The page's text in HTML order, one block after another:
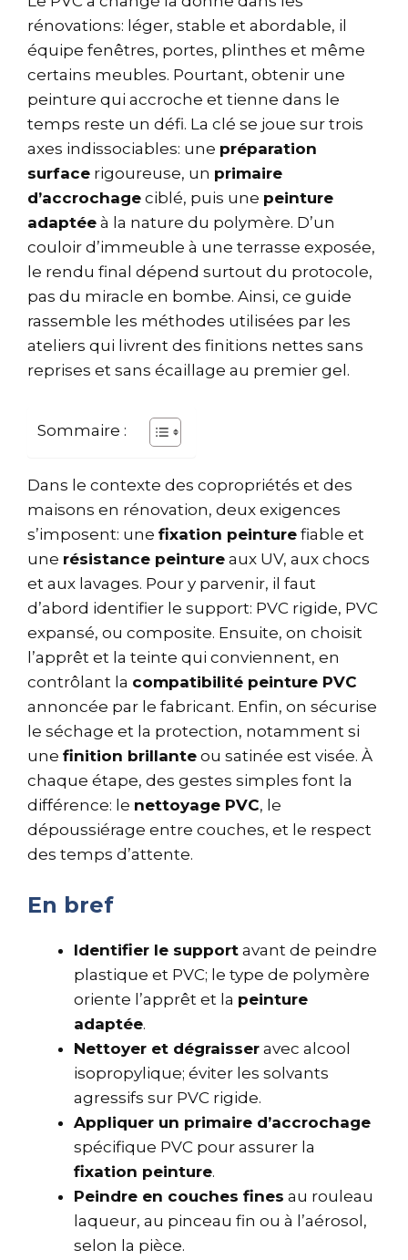
rénovations: léger, stable et abordable, il
équipe fenêtres, portes, plinthes et même
certains meubles. Pourtant, obtenir une
peinture qui accroche et tienne dans le
temps reste un défi. La clé se joue sur trois
axes indissociables: une préparation
surface rigoureuse, un primaire
d’accrochage ciblé, puis une peinture
adaptée à la nature du polymère. D’un
couloir d’immeuble à une terrasse exposée,
le rendu final dépend surtout du protocole,
pas du miracle en bombe. Ainsi, ce guide
rassemble les méthodes utilisées par les
ateliers qui livrent des finitions nettes sans
reprises et sans écaillage au premier gel.
Sommaire :
Dans le contexte des copropriétés et des
maisons en rénovation, deux exigences
s’imposent: une fixation peinture fiable et
une résistance peinture aux UV, aux chocs
et aux lavages. Pour y parvenir, il faut
d’abord identifier le support: PVC rigide, PVC
expansé, ou composite. Ensuite, on choisit
l’apprêt et la teinte qui conviennent, en
contrôlant la compatibilité peinture PVC
annoncée par le fabricant. Enfin, on sécurise
le séchage et la protection, notamment si
une finition brillante ou satinée est visée. À
chaque étape, des gestes simples font la
différence: le nettoyage PVC, le
dépoussiérage entre couches, et le respect
des temps d’attente.
En bref
Identifier le support avant de peindre
plastique et PVC; le type de polymère
oriente l’apprêt et la peinture
adaptée.
Nettoyer et dégraisser avec alcool
isopropylique; éviter les solvants
agressifs sur PVC rigide.
Appliquer un primaire d’accrochage
spécifique PVC pour assurer la
fixation peinture.
Peindre en couches fines au rouleau
laqueur, au pinceau fin ou à l’aérosol,
selon la pièce.